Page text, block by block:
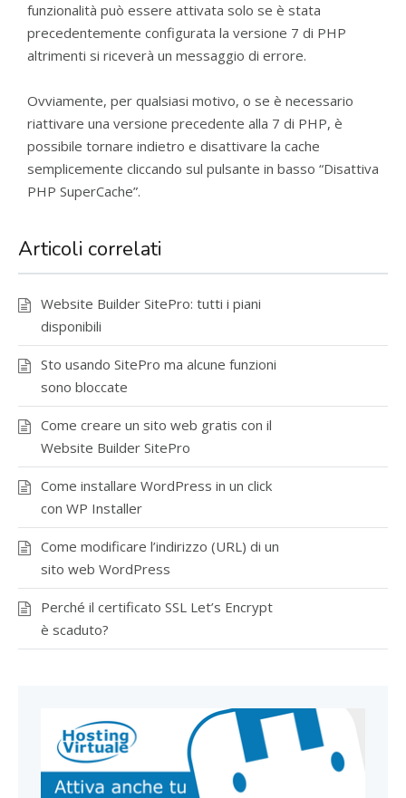
funzionalità può essere attivata solo se è stata
precedentemente configurata la versione 7 di PHP
altrimenti si riceverà un messaggio di errore.
Ovviamente, per qualsiasi motivo, o se è necessario
riattivare una versione precedente alla 7 di PHP, è
possibile tornare indietro e disattivare la cache
semplicemente cliccando sul pulsante in basso “Disattiva
PHP SuperCache”.
Articoli correlati
Website Builder SitePro: tutti i piani
disponibili
Sto usando SitePro ma alcune funzioni
sono bloccate
Come creare un sito web gratis con il
Website Builder SitePro
Come installare WordPress in un click
con WP Installer
Come modificare l’indirizzo (URL) di un
sito web WordPress
Perché il certificato SSL Let’s Encrypt
è scaduto?